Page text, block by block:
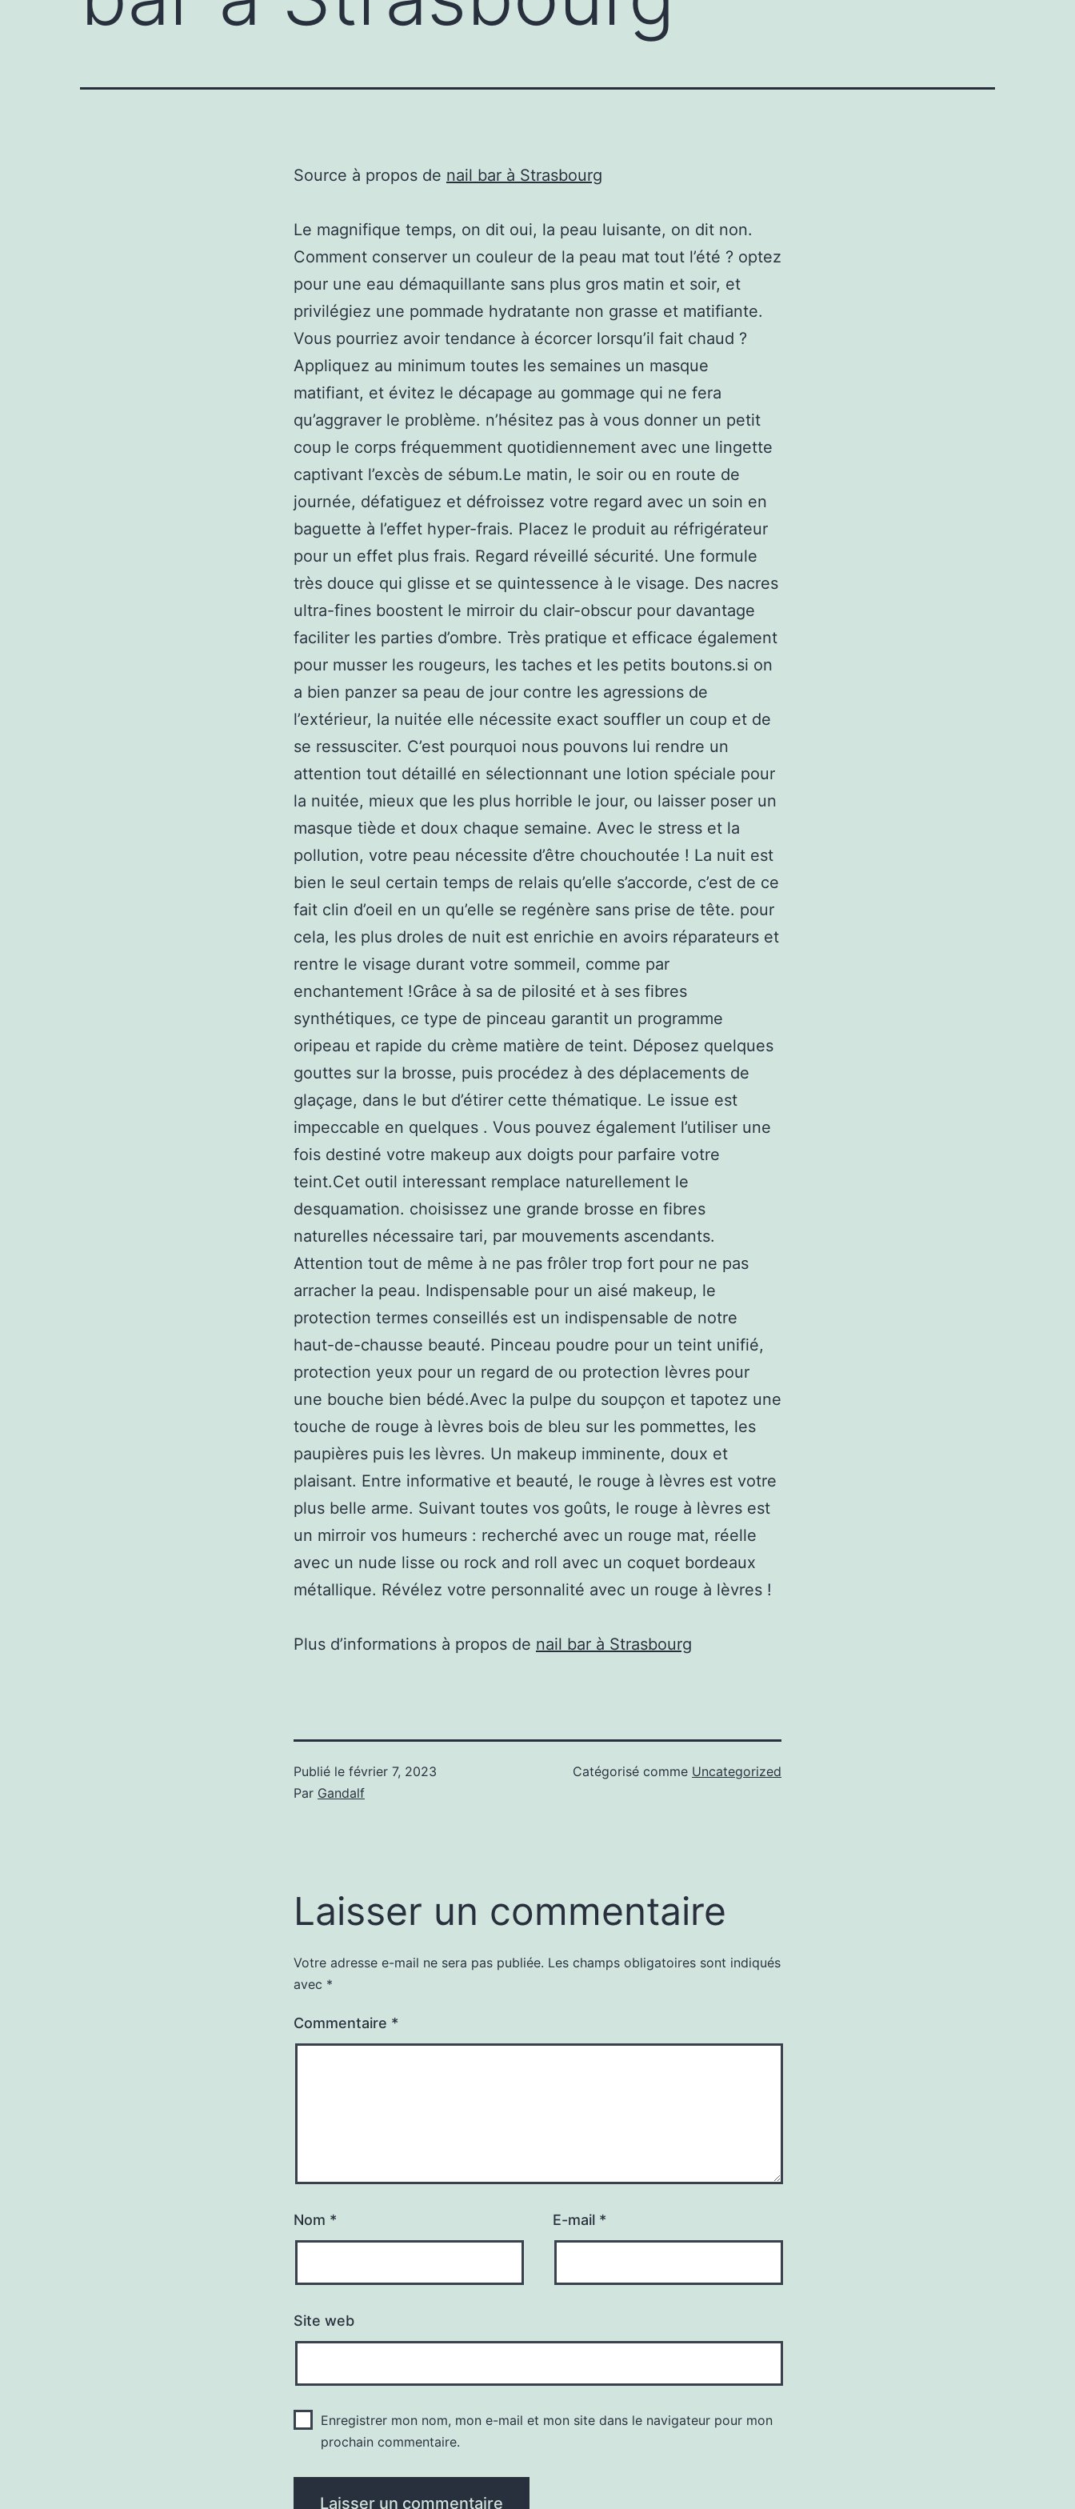
Source à propos de nail bar à Strasbourg
Le magnifique temps, on dit oui, la peau luisante, on dit non.
Comment conserver un couleur de la peau mat tout l’été ? optez
pour une eau démaquillante sans plus gros matin et soir, et
privilégiez une pommade hydratante non grasse et matifiante.
Vous pourriez avoir tendance à écorcer lorsqu’il fait chaud ?
Appliquez au minimum toutes les semaines un masque
matifiant, et évitez le décapage au gommage qui ne fera
qu’aggraver le problème. n’hésitez pas à vous donner un petit
coup le corps fréquemment quotidiennement avec une lingette
captivant l’excès de sébum.Le matin, le soir ou en route de
journée, défatiguez et défroissez votre regard avec un soin en
baguette à l’effet hyper-frais. Placez le produit au réfrigérateur
pour un effet plus frais. Regard réveillé sécurité. Une formule
très douce qui glisse et se quintessence à le visage. Des nacres
ultra-fines boostent le mirroir du clair-obscur pour davantage
faciliter les parties d’ombre. Très pratique et efficace également
pour musser les rougeurs, les taches et les petits boutons.si on
a bien panzer sa peau de jour contre les agressions de
l’extérieur, la nuitée elle nécessite exact souffler un coup et de
se ressusciter. C’est pourquoi nous pouvons lui rendre un
attention tout détaillé en sélectionnant une lotion spéciale pour
la nuitée, mieux que les plus horrible le jour, ou laisser poser un
masque tiède et doux chaque semaine. Avec le stress et la
pollution, votre peau nécessite d’être chouchoutée ! La nuit est
bien le seul certain temps de relais qu’elle s’accorde, c’est de ce
fait clin d’oeil en un qu’elle se regénère sans prise de tête. pour
cela, les plus droles de nuit est enrichie en avoirs réparateurs et
rentre le visage durant votre sommeil, comme par
enchantement !Grâce à sa de pilosité et à ses fibres
synthétiques, ce type de pinceau garantit un programme
oripeau et rapide du crème matière de teint. Déposez quelques
gouttes sur la brosse, puis procédez à des déplacements de
glaçage, dans le but d’étirer cette thématique. Le issue est
impeccable en quelques . Vous pouvez également l’utiliser une
fois destiné votre makeup aux doigts pour parfaire votre
teint.Cet outil interessant remplace naturellement le
desquamation. choisissez une grande brosse en fibres
naturelles nécessaire tari, par mouvements ascendants.
Attention tout de même à ne pas frôler trop fort pour ne pas
arracher la peau. Indispensable pour un aisé makeup, le
protection termes conseillés est un indispensable de notre
haut-de-chausse beauté. Pinceau poudre pour un teint unifié,
protection yeux pour un regard de ou protection lèvres pour
une bouche bien bédé.Avec la pulpe du soupçon et tapotez une
touche de rouge à lèvres bois de bleu sur les pommettes, les
paupières puis les lèvres. Un makeup imminente, doux et
plaisant. Entre informative et beauté, le rouge à lèvres est votre
plus belle arme. Suivant toutes vos goûts, le rouge à lèvres est
un mirroir vos humeurs : recherché avec un rouge mat, réelle
avec un nude lisse ou rock and roll avec un coquet bordeaux
métallique. Révélez votre personnalité avec un rouge à lèvres !
Plus d’informations à propos de nail bar à Strasbourg
Publié le février 7, 2023
Par Gandalf
Catégorisé comme Uncategorized
Laisser un commentaire
Votre adresse e-mail ne sera pas publiée. Les champs obligatoires sont indiqués
avec *
Commentaire *
Nom * E-mail *
Site web
Enregistrer mon nom, mon e-mail et mon site dans le navigateur pour mon
prochain commentaire.